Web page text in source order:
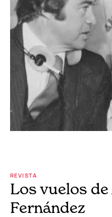
REVISTA
Los vuelos de
Fernández